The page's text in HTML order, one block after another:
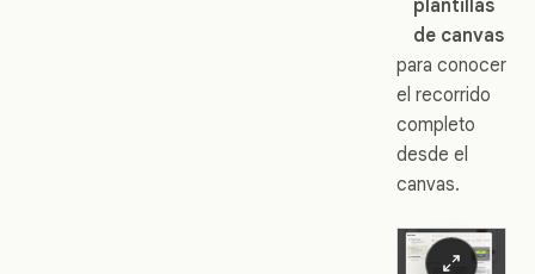
plantillas
de canvas
para conocer
el recorrido
completo
desde el
canvas.